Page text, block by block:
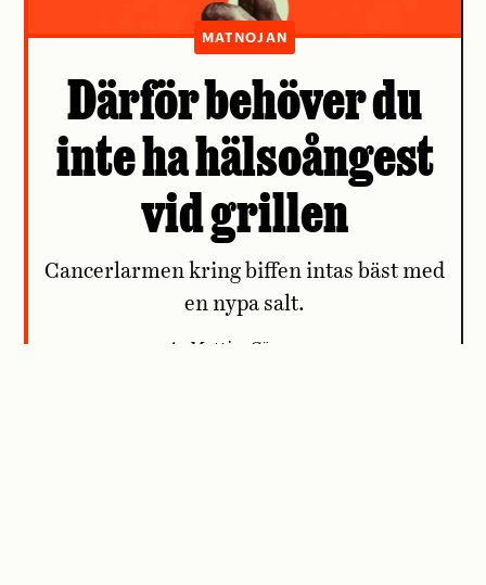
MATNOJAN
Därför behöver du
inte ha hälsoångest
vid grillen
Cancerlarmen kring biffen intas bäst med
en nypa salt.
Av Mattias Göransson